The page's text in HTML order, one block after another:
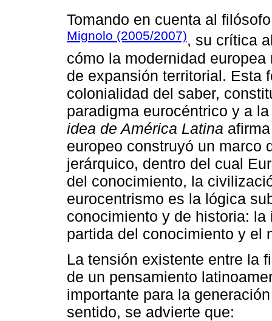
Tomando en cuenta al
Mignolo (2005/2007), su crítica
cómo la modernidad
de expansión territorial. Esta
colonialidad del saber,
paradigma eurocéntrico y a
idea de América Latina
europeo construyó un marco
jerárquico, dentro del cual
del conocimiento, la
eurocentrismo es la lógica
conocimiento y de historia:
partida del conocimiento y el
La tensión existente entre la
de un pensamiento
importante para la
sentido, se advierte que: